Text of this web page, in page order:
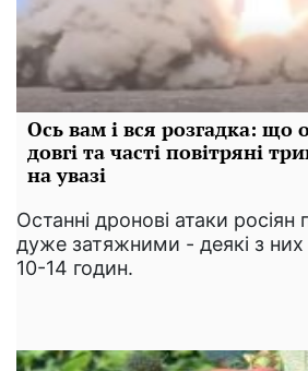
Ось вам і вся розгадка: що
довгі та часті повітряні
на увазі
Останні дронові атаки росіян
дуже затяжними - деякі з
10-14 годин.